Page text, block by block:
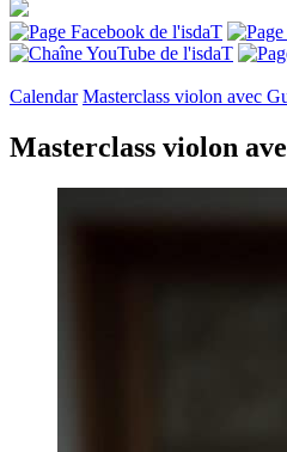
Calendar Masterclass violon avec
Masterclass violon